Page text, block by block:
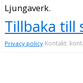
Ljungaverk.
Tillbaka till
Privacy policy Kontakt: